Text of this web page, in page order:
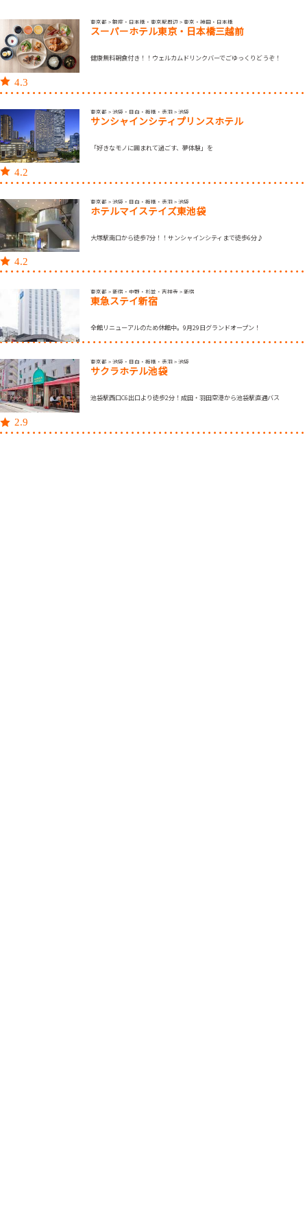
4.3
東京都 > 銀座・日本橋・東京駅周辺 > 東京・神田・日本橋
スーパーホテル東京・日本橋三越前
健康無料朝食付き！！ウェルカムドリンクバーでごゆっくりどうぞ！
4.2
東京都 > 池袋・目白・板橋・赤羽 > 池袋
サンシャインシティプリンスホテル
「好きなモノに囲まれて過ごす、夢体験」を
4.2
東京都 > 池袋・目白・板橋・赤羽 > 池袋
ホテルマイステイズ東池袋
大塚駅南口から徒歩7分！！サンシャインシティまで徒歩6分♪
東京都 > 新宿・中野・杉並・吉祥寺 > 新宿
東急ステイ新宿
全館リニューアルのため休館中。9月29日グランドオープン！
2.9
東京都 > 池袋・目白・板橋・赤羽 > 池袋
サクラホテル池袋
池袋駅西口C6出口より徒歩2分！成田・羽田空港から池袋駅直通バス